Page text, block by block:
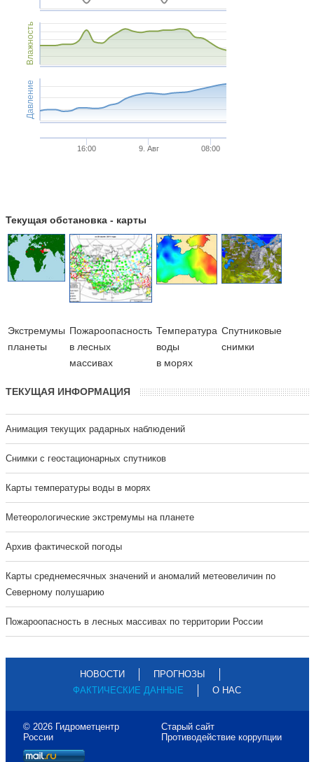
Влажность
Давление
16:00 9. Авг 08:00
Текущая обстановка - карты
Экстремумы
планеты
Пожароопасность
в лесных
массивах
Температура
воды
в морях
Cпутниковые
снимки
ТЕКУЩАЯ ИНФОРМАЦИЯ
Анимация текущих радарных наблюдений
Cнимки с геостационарных спутников
Карты температуры воды в морях
Метеорологические экстремумы на планете
Архив фактической погоды
Карты среднемесячных значений и аномалий метеовеличин по
Северному полушарию
Пожароопасность в лесных массивах по территории России
НОВОСТИ
ПРОГНОЗЫ
ФАКТИЧЕСКИЕ ДАННЫЕ
О НАС
© 2026 Гидрометцентр
России
Старый сайт
Противодействие коррупции